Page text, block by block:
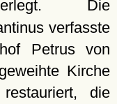
Die
verfasste
Petrus von
Kirche
die